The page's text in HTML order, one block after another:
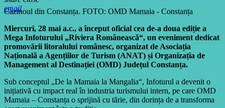
email
Cazinoul din Constanța. FOTO: OMD Mamaia - Constanța
Miercuri, 28 mai a.c., a început oficial cea de-a doua ediție a
Mega Infoturului „Riviera Românească“, un eveniment dedicat
promovării litoralului românesc, organizat de Asociația
Națională a Agențiilor de Turism (ANAT) și Organizația de
Management al Destinației (OMD) Județul Constanța.
Sub conceptul „De la Mamaia la Mangalia“, Infoturul a devenit o
inițiativă cu impact real în industria turismului intern, pe care OMD
Mamaia – Constanța o sprijină cu tărie, din dorința de a transforma